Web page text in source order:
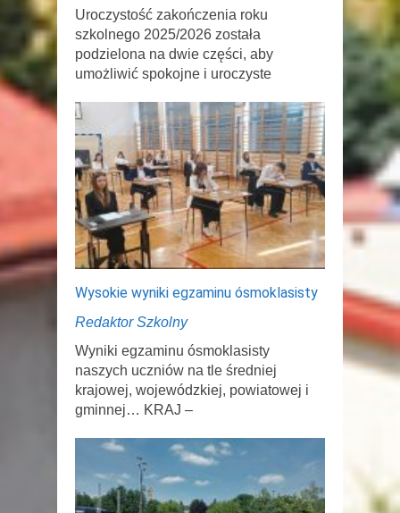
Uroczystość zakończenia roku
szkolnego 2025/2026 została
podzielona na dwie części, aby
umożliwić spokojne i uroczyste
Wysokie wyniki egzaminu ósmoklasisty
Redaktor Szkolny
Wyniki egzaminu ósmoklasisty
naszych uczniów na tle średniej
krajowej, wojewódzkiej, powiatowej i
gminnej… KRAJ –